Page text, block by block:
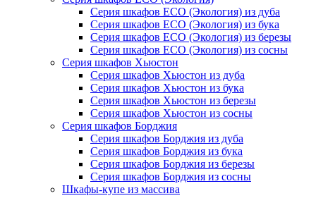
Серия шкафов ECO (Экология) из дуба
Серия шкафов ECO (Экология) из бука
Серия шкафов ECO (Экология) из березы
Серия шкафов ECO (Экология) из сосны
Серия шкафов Хьюстон
Серия шкафов Хьюстон из дуба
Серия шкафов Хьюстон из бука
Серия шкафов Хьюстон из березы
Серия шкафов Хьюстон из сосны
Серия шкафов Борджия
Серия шкафов Борджия из дуба
Серия шкафов Борджия из бука
Серия шкафов Борджия из березы
Серия шкафов Борджия из сосны
Шкафы-купе из массива